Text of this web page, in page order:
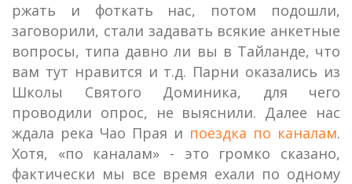
ржать и фоткать нас, потом подошли,
заговорили, стали задавать всякие анкетные
вопросы, типа давно ли вы в Тайланде, что
вам тут нравится и т.д. Парни оказались из
Школы Святого Доминика, для чего
проводили опрос, не выяснили. Далее нас
ждала река Чао Прая и поездка по каналам.
Хотя, «по каналам» - это громко сказано,
фактически мы все время ехали по одному